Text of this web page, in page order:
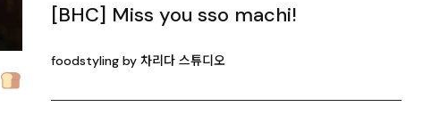
[BHC] Miss you sso machi!
foodstyling by 차리다 스튜디오